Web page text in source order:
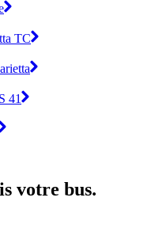
TC
41
votre bus.